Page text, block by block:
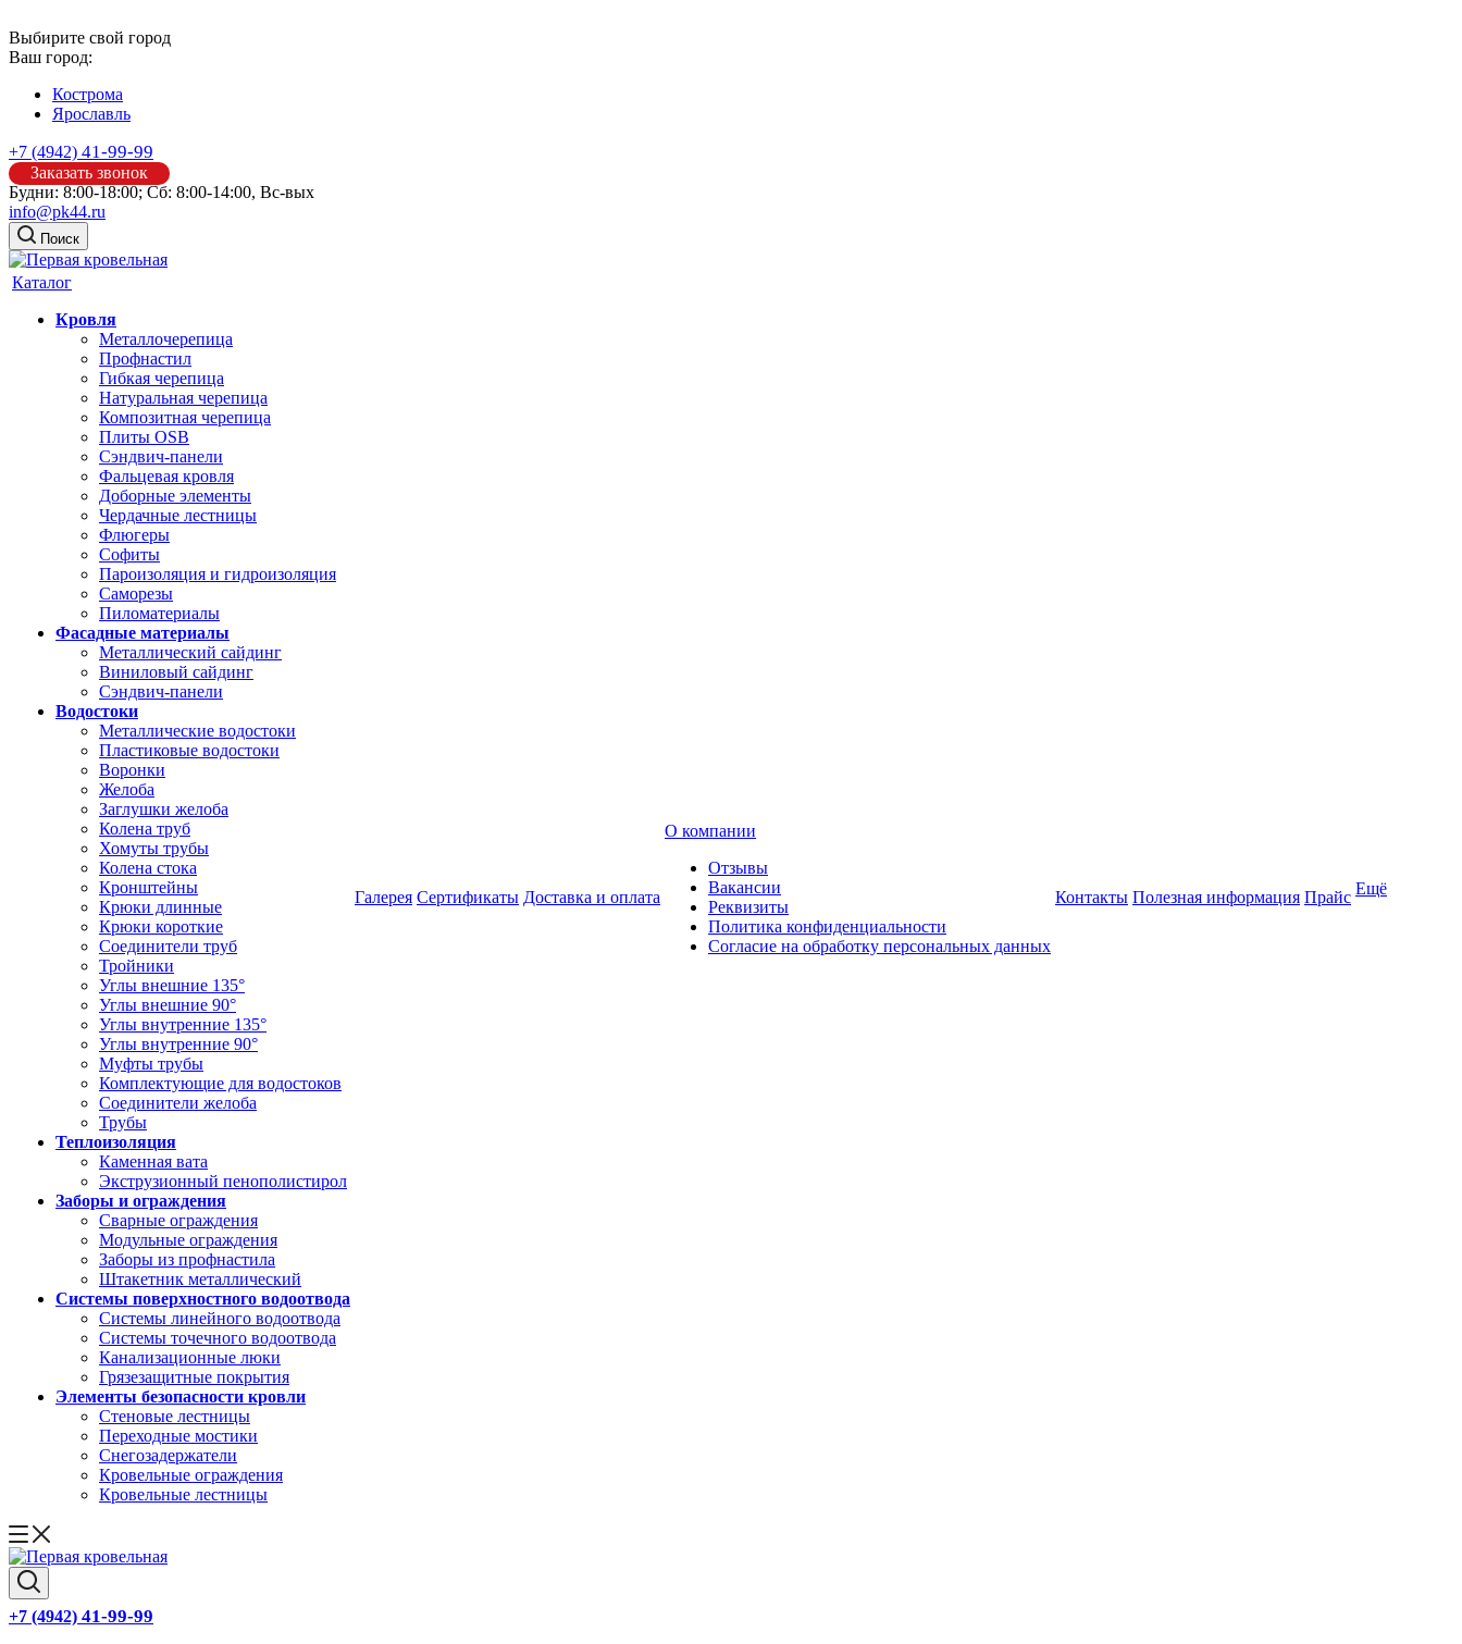
Выбирите свой город
Ваш город:
Кострома
Ярославль
+7 (4942) 41-99-99
Заказать звонок
Будни: 8:00-18:00; Сб: 8:00-14:00, Вс-вых
info@pk44.ru
Поиск
Каталог
Кровля
Металлочерепица
Профнастил
Гибкая черепица
Натуральная черепица
Композитная черепица
Плиты OSB
Сэндвич-панели
Фальцевая кровля
Доборные элементы
Чердачные лестницы
Флюгеры
Софиты
Пароизоляция и гидроизоляция
Саморезы
Пиломатериалы
Фасадные материалы
Металлический сайдинг
Виниловый сайдинг
Сэндвич-панели
Водостоки
Металлические водостоки
Пластиковые водостоки
Воронки
Желоба
Заглушки желоба
Колена труб
Хомуты трубы
Колена стока
Кронштейны
Крюки длинные
Крюки короткие
Соединители труб
Тройники
Углы внешние 135°
Углы внешние 90°
Углы внутренние 135°
Углы внутренние 90°
Муфты трубы
Комплектующие для водостоков
Соединители желоба
Трубы
Теплоизоляция
Каменная вата
Экструзионный пенополистирол
Заборы и ограждения
Сварные ограждения
Модульные ограждения
Заборы из профнастила
Штакетник металлический
Системы поверхностного водоотвода
Системы линейного водоотвода
Системы точечного водоотвода
Канализационные люки
Грязезащитные покрытия
Элементы безопасности кровли
Стеновые лестницы
Переходные мостики
Снегозадержатели
Кровельные ограждения
Кровельные лестницы
Галерея Сертификаты Доставка и оплата
О компании
Отзывы
Вакансии
Реквизиты
Политика конфиденциальности
Согласие на обработку персональных данных
Контакты Полезная информация Прайс Ещё
+7 (4942) 41-99-99